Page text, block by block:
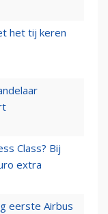
het tij keren
Class? Bij
extra
eerste Airbus